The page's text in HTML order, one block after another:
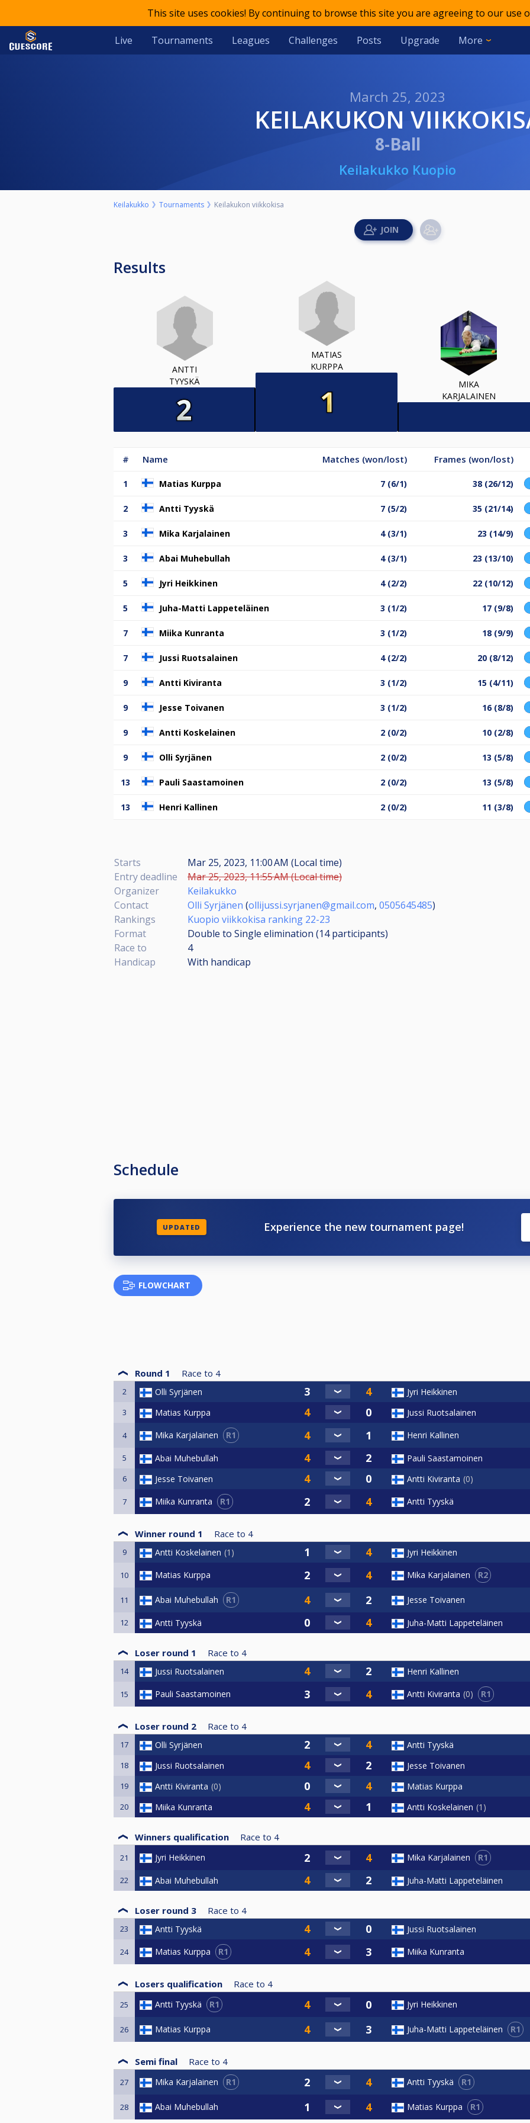
This site uses cookies! By continuing to browse this site you are agreeing to our use
Live Tournaments Leagues Challenges Posts Upgrade More
March 25, 2023
KEILAKUKON
8-Ball
Keilakukko Kuopio
Keilakukko Tournaments Keilakukon viikkokisa
Results
ANTTI
TYYSKÄ
MATIAS
KURPPA
MIKA
KARJALAINEN
# Name Matches (won/lost) Frames (won/lost)
1 Matias Kurppa 7 (6/1) 38 (26/12)
2 Antti Tyyskä 7 (5/2) 35 (21/14)
3 Mika Karjalainen 4 (3/1) 23 (14/9)
3 Abai Muhebullah 4 (3/1) 23 (13/10)
5 Jyri Heikkinen 4 (2/2) 22 (10/12)
5 Juha-Matti Lappeteläinen 3 (1/2) 17 (9/8)
7 Miika Kunranta 3 (1/2) 18 (9/9)
7 Jussi Ruotsalainen 4 (2/2) 20 (8/12)
9 Antti Kiviranta 3 (1/2) 15 (4/11)
9 Jesse Toivanen 3 (1/2) 16 (8/8)
9 Antti Koskelainen 2 (0/2) 10 (2/8)
9 Olli Syrjänen 2 (0/2) 13 (5/8)
13 Pauli Saastamoinen 2 (0/2) 13 (5/8)
13 Henri Kallinen 2 (0/2) 11 (3/8)
Starts
Mar 25, 2023, 11:00 AM (Local time)
Entry deadline
Mar 25, 2023, 11:55 AM (Local time)
Organizer
Keilakukko
Contact
Olli Syrjänen (ollijussi.syrjanen@gmail.com, 0505645485)
Rankings
Kuopio viikkokisa ranking 22-23
Format
Double to Single elimination (14participants)
Race to
4
Handicap
With handicap
Schedule
UPDATED Experience the new tournament page!
FLOWCHART
Round 1 Race to 4
2 Olli Syrjänen Jyri Heikkinen
3 Matias Kurppa Jussi Ruotsalainen
4 Mika Karjalainen R1 Henri Kallinen
5 Abai Muhebullah Pauli Saastamoinen
6 Jesse Toivanen Antti Kiviranta 0
7 Miika Kunranta R1 Antti Tyyskä
Winner round 1 Race to 4
9 Antti Koskelainen 1 Jyri Heikkinen
10 Matias Kurppa Mika Karjalainen R2
11 Abai Muhebullah R1 Jesse Toivanen
12 Antti Tyyskä Juha-Matti Lappeteläinen
Loser round 1 Race to 4
14 Jussi Ruotsalainen Henri Kallinen
15 Pauli Saastamoinen Antti Kiviranta 0 R1
Loser round 2 Race to 4
17 Olli Syrjänen Antti Tyyskä
18 Jussi Ruotsalainen Jesse Toivanen
19 Antti Kiviranta 0 Matias Kurppa
20 Miika Kunranta Antti Koskelainen 1
Winners qualification Race to 4
21 Jyri Heikkinen Mika Karjalainen R1
22 Abai Muhebullah Juha-Matti Lappeteläinen
Loser round 3 Race to 4
23 Antti Tyyskä Jussi Ruotsalainen
24 Matias Kurppa R1 Miika Kunranta
Losers qualification Race to 4
25 Antti Tyyskä R1 Jyri Heikkinen
26 Matias Kurppa Juha-Matti Lappeteläinen R1
Semi final Race to 4
27 Mika Karjalainen R1 Antti Tyyskä R1
28 Abai Muhebullah Matias Kurppa R1